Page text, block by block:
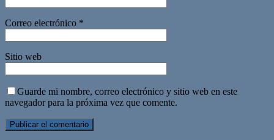
Correo electrónico *
Sitio web
Guarde mi nombre, correo electrónico y sitio web en este
navegador para la próxima vez que comente.